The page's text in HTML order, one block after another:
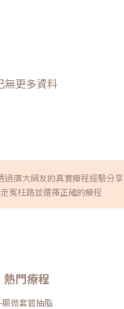
無更多資料
過廣大網友的真實療程經驗分享
冤枉路並選擇正確的療程
熱門療程
-顯微套管抽脂